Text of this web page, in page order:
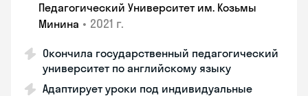
Педагогический Университет им. Козьмы
Минина • 2021 г.
Окончила государственный педагогический
университет по английскому языку
Адаптирует уроки под индивидуальные